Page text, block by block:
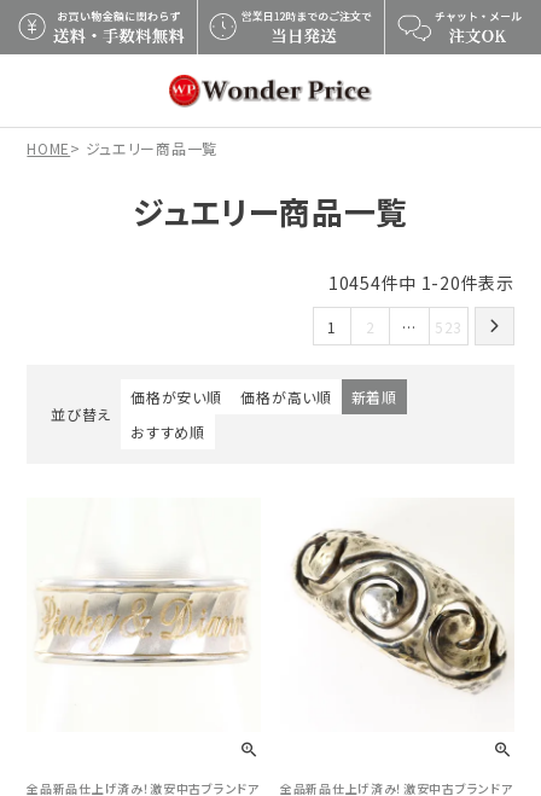
×
HOME ジュエリー商品一覧
ジュエリー商品一覧
並び替え
価格が安い順 価格が高い順
新着順
おすすめ順
10454件中 1-20件表示
1 2 … 523
全品新品仕上げ済み！激安中古ブランドア
全品新品仕上げ済み！激安中古ブランドア